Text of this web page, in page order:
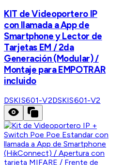
KIT de Videoportero IP
con llamada a App de
Smartphone y Lector de
Tarjetas EM / 2da
Generación (Modular) /
Montaje para EMPOTRAR
incluido
DSKIS601-V2DSKIS601-V2